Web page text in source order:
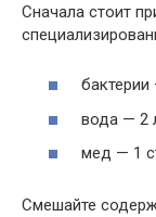
Сначала стоит
вода — 2
мед — 1
Смешайте